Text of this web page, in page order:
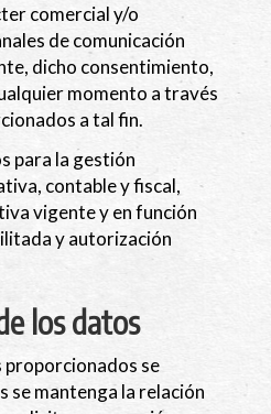
comercial y/o
de comunicación
dicho consentimiento,
momento a través
a tal fin.
para la gestión
contable y fiscal,
vigente y en función
y autorización
los datos
proporcionados se
se mantenga la relación